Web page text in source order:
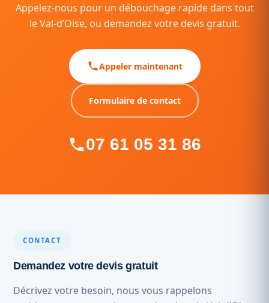
Appelez-nous pour un débouchage rapide dans tout
le Val-d’Oise, ou demandez votre devis gratuit.
Appeler maintenant
Formulaire de contact
07 61 05 31 86
CONTACT
Demandez votre devis gratuit
Décrivez votre besoin, nous vous rappelons